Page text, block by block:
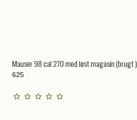
Mauser 98 cal 270 med løst magasin (brugt )
625